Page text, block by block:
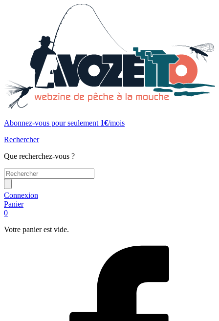
Abonnez-vous pour seulement 1€/mois
Rechercher
Que recherchez-vous ?
Connexion
Panier
0
Votre panier est vide.